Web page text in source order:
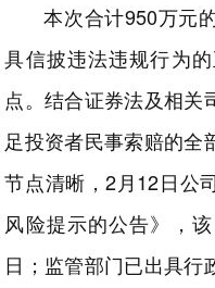
本次合计950万元
具信披违法违规行为
点。结合证券法及相关
足投资者民事索赔的全
节点清晰，2月12日公
风险提示的公告》，
日；监管部门已出具行